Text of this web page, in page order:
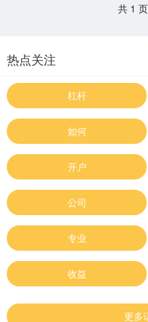
共 1
热点关注
杠杆
如何
开户
公司
专业
收益
更多